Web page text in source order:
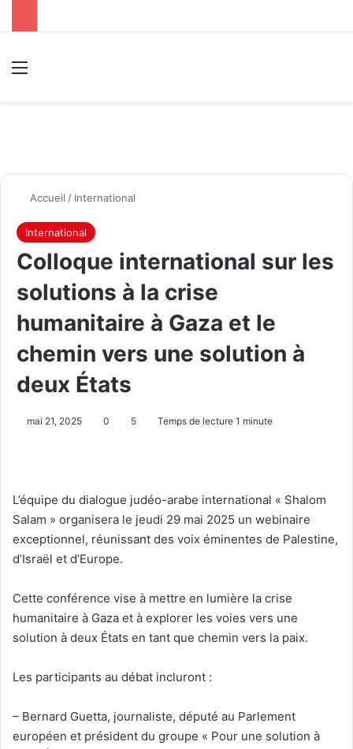
Accueil / International
International
Colloque international sur les
solutions à la crise
humanitaire à Gaza et le
chemin vers une solution à
deux États
mai 21, 2025 0 5 Temps de lecture 1 minute
L’équipe du dialogue judéo-arabe international « Shalom
Salam » organisera le jeudi 29 mai 2025 un webinaire
exceptionnel, réunissant des voix éminentes de Palestine,
d’Israël et d’Europe.
Cette conférence vise à mettre en lumière la crise
humanitaire à Gaza et à explorer les voies vers une
solution à deux États en tant que chemin vers la paix.
Les participants au débat incluront :
– Bernard Guetta, journaliste, député au Parlement
européen et président du groupe « Pour une solution à